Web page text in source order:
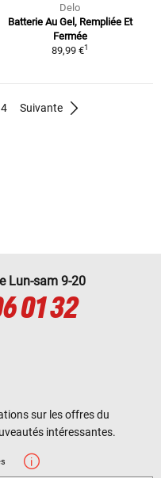
Delo
Batterie Au Gel, Rempliée Et
Fermée
89,99 €1
Suivante
Lun-sam 9-20
01 32
sur les offres du
intéressantes.